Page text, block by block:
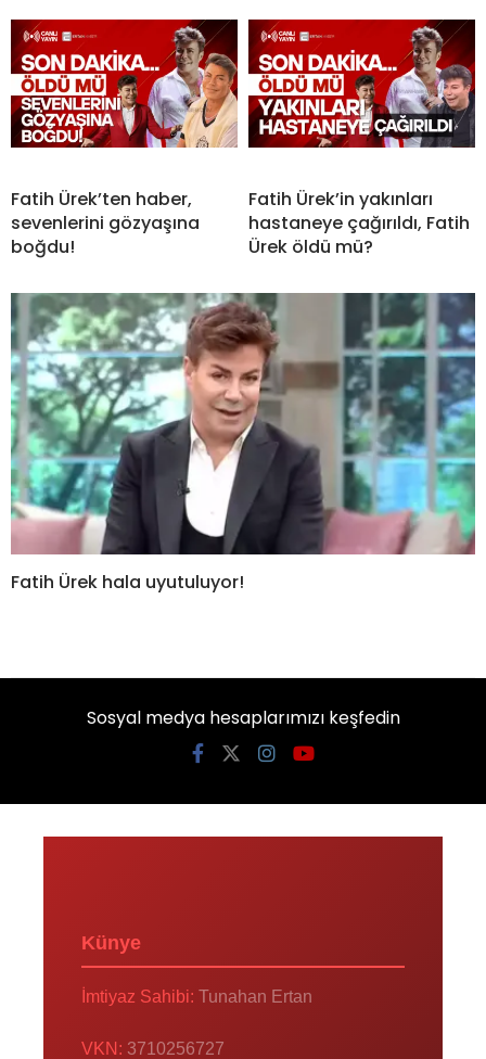
Fatih Ürek’ten haber,
sevenlerini gözyaşına
boğdu!
Fatih Ürek’in yakınları
hastaneye çağırıldı, Fatih
Ürek öldü mü?
Fatih Ürek hala uyutuluyor!
Sosyal medya hesaplarımızı keşfedin
Künye
İmtiyaz Sahibi: Tunahan Ertan
VKN: 3710256727